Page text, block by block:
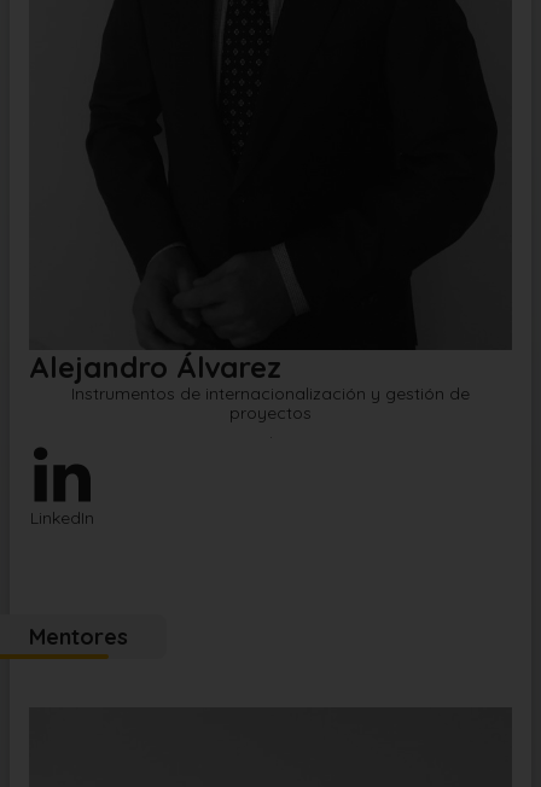
Alejandro Álvarez
Instrumentos de internacionalización y gestión de
proyectos
LinkedIn
Mentores